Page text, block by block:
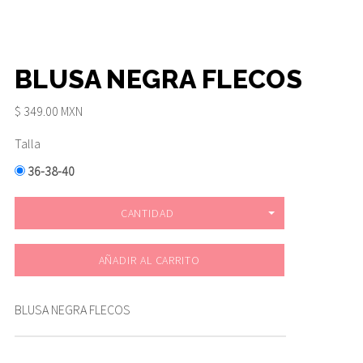
BLUSA NEGRA FLECOS
$ 349.00 MXN
Talla
36-38-40
CANTIDAD
AÑADIR AL CARRITO
BLUSA NEGRA FLECOS